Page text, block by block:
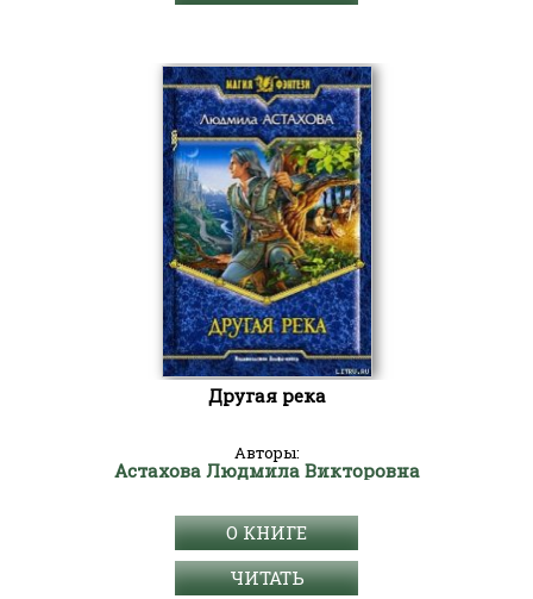
Другая река
Авторы:
Астахова Людмила Викторовна
О КНИГЕ
ЧИТАТЬ